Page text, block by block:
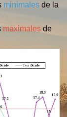
minimalesde la
maximalesde